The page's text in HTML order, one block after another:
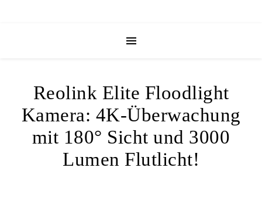
Reolink Elite Floodlight
Kamera: 4K-Überwachung
mit 180° Sicht und 3000
Lumen Flutlicht!